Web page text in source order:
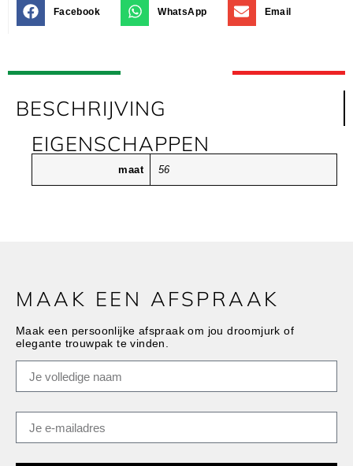
Facebook WhatsApp Email
BESCHRIJVING
EIGENSCHAPPEN
maat 56
MAAK EEN AFSPRAAK
Maak een persoonlijke afspraak om jou droomjurk of
elegante trouwpak te vinden.